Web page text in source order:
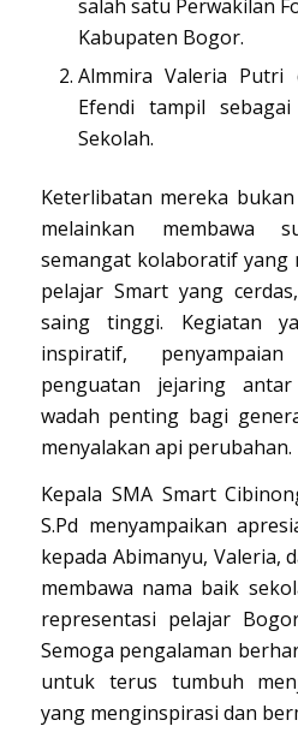
salah satu Perwakilan
Kabupaten Bogor.
Almmira Valeria Putri
Efendi tampil
Sekolah.
Keterlibatan mereka
melainkan membawa
semangat kolaboratif yang
pelajar Smart yang
saing tinggi. Kegiatan
inspiratif,
penguatan jejaring
wadah penting bagi
menyalakan api perubahan.
Kepala SMA Smart
S.Pd menyampaikan
kepada Abimanyu, Valeria,
membawa nama baik
representasi pelajar
Semoga pengalaman
untuk terus tumbuh
yang menginspirasi dan